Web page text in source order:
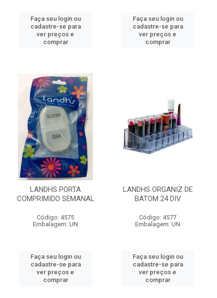
Faça seu login ou
cadastre-se para
ver preços e
comprar
Faça seu login ou
cadastre-se para
ver preços e
comprar
LANDHS PORTA
COMPRIMIDO SEMANAL
Código: 4575
Embalagem: UN
Faça seu login ou
cadastre-se para
ver preços e
comprar
LANDHS ORGANIZ DE
BATOM 24 DIV
Código: 4577
Embalagem: UN
Faça seu login ou
cadastre-se para
ver preços e
comprar